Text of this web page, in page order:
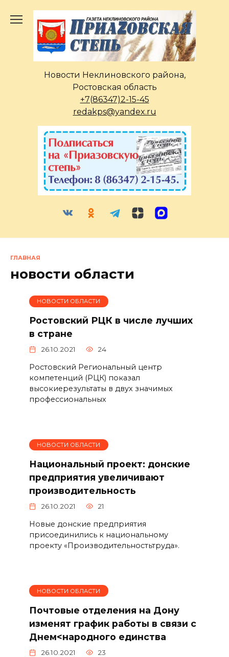
содержанию
Новости Неклиновского района,
Ростовская область
+7(86347)2-15-45
redakps@yandex.ru
ГЛАВНАЯ
новости области
НОВОСТИ ОБЛАСТИ
Ростовский РЦК в числе лучших
в стране
26.10.2021 24
Ростовский Региональный центр
компетенций (РЦК) показал
высокиерезультаты в двух значимых
профессиональных
НОВОСТИ ОБЛАСТИ
Национальный проект: донские
предприятия увеличивают
производительность
26.10.2021 21
Новые донские предприятия
присоединились к национальному
проекту «Производительностьтруда».
НОВОСТИ ОБЛАСТИ
Почтовые отделения на Дону
изменят график работы в связи с
Днем<народного единства
26.10.2021 23